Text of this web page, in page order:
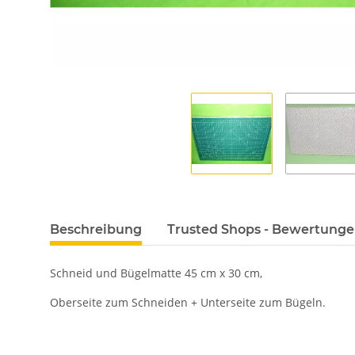
Beschreibung Trusted Shops -
Schneid und Bügelmatte 45 cm x 30 cm,
Oberseite zum Schneiden + Unterseite zum Bügeln.